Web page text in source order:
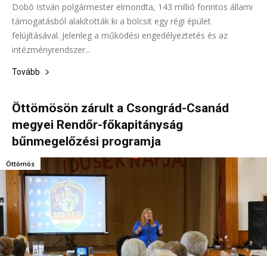
Dobó István polgármester elmondta, 143 millió forintos állami
támogatásból alakították ki a bölcsit egy régi épület
felújításával. Jelenleg a működési engedélyeztetés és az
intézményrendszer...
Tovább
Öttömösön zárult a Csongrád-Csanád
megyei Rendőr-főkapitányság
bűnmegelőzési programja
Öttömös